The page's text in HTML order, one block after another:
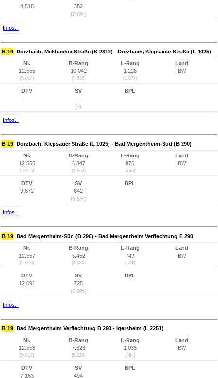
4.518
352
(7,8%)
Infos...
B 19 Dörzbach, Meßbacher Straße (K 2312) - Dörzbach, Klepsauer Straße (L 1025)
Nr.
12.555
(5.014)
B-Rang
10.042
(7.638)
L-Rang
1.228
(1.077)
Land
BW
DTV
-
SV
-
(-)
BPL
Infos...
B 19 Dörzbach, Klepsauer Straße (L 1025) - Bad Mergentheim-Süd (B 290)
Nr.
12.556
(5.015)
B-Rang
6.347
(3.963)
L-Rang
876
(726)
Land
BW
DTV
9.872
SV
642
(6,5%)
BPL
Infos...
B 19 Bad Mergentheim-Süd (B 290) - Bad Mergentheim Verflechtung B 290
Nr.
12.557
(5.016)
B-Rang
5.452
(3.080)
L-Rang
749
(601)
Land
BW
DTV
12.091
SV
725
(6,0%)
BPL
Infos...
B 19 Bad Mergentheim Verflechtung B 290 - Igersheim (L 2251)
Nr.
12.558
(5.017)
B-Rang
7.623
(5.228)
L-Rang
1.035
(884)
Land
BW
DTV
7.163
SV
494
BPL